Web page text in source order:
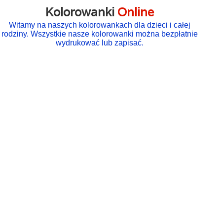
Kolorowanki Online
Witamy na naszych kolorowankach dla dzieci i całej
rodziny. Wszystkie nasze kolorowanki można bezpłatnie
wydrukować lub zapisać.